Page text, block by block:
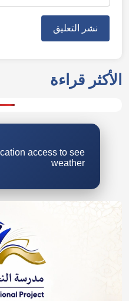
الأكثر قراءة
access to see
weather